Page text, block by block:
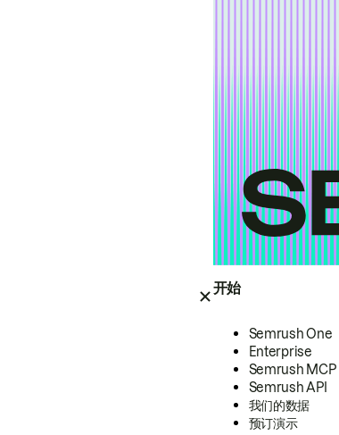
开始
Semrush One
Enterprise
Semrush MCP
Semrush API
我们的数据
预订演示